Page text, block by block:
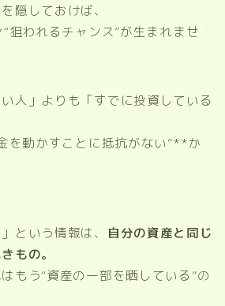
隠しておけば、
狙われるチャンス”が生まれませ
人」よりも「すでに投資している
を動かすことに抵抗がない”**か
という情報は、 自分の資産と同じ
もの。
もう“資産の一部を晒している”の